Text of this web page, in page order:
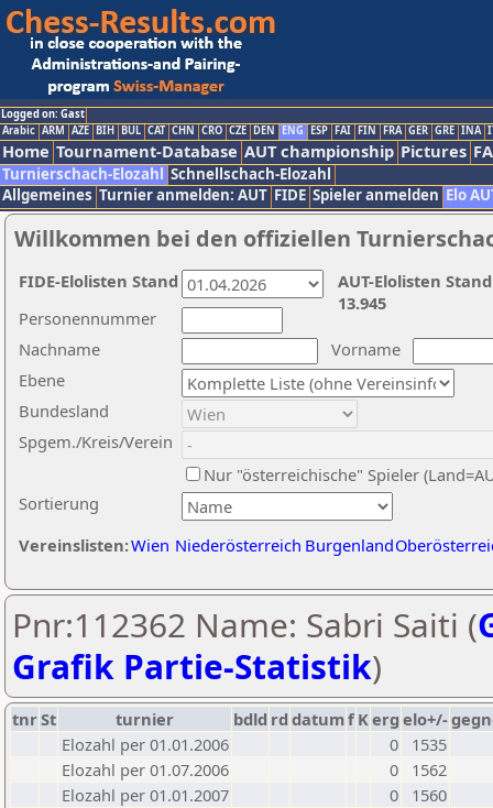
Logged on: Gast
Arabic ARM AZE BIH BUL CAT CHN CRO CZE DEN ENG ESP FAI FIN FRA GER GRE INA
Home Tournament-Database AUT championship Pictures
Turnierschach-Elozahl Schnellschach-Elozahl
Allgemeines Turnier anmelden: AUT FIDE Spieler anmelden Elo
Willkommen bei den offiziellen
Nachname
Vorname
Ebene
Sortierung
Personennummer
Bundesland
Spgem./Kreis/Verein
Nur "österreichische" Spieler
Vereinslisten:Wien Niederösterreich Burgenland
AUT-Elolisten
13.945
FIDE-Elolisten Stand
Pnr:112362 Name: Sabri Saiti (
Grafik Partie-Statistik)
tnrSt turnier bdld rd datumf Kerg elo+/-
Elozahl per 01.01.2006
0
1535
Elozahl per 01.07.2006
0
1562
Elozahl per 01.01.2007
0
1560